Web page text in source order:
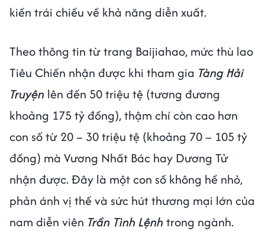
kiến trái chiều về khả năng diễn xuất.
Theo thông tin từ trang Baijiahao, mức thù lao
Tiêu Chiến nhận được khi tham gia Tàng Hải
Truyện lên đến 50 triệu tệ (tương đương
khoảng 175 tỷ đồng), thậm chí còn cao hơn
con số từ 20 – 30 triệu tệ (khoảng 70 – 105 tỷ
đồng) mà Vương Nhất Bác hay Dương Tử
nhận được. Đây là một con số không hề nhỏ,
phản ánh vị thế và sức hút thương mại lớn của
nam diễn viên Trần Tình Lệnh trong ngành.